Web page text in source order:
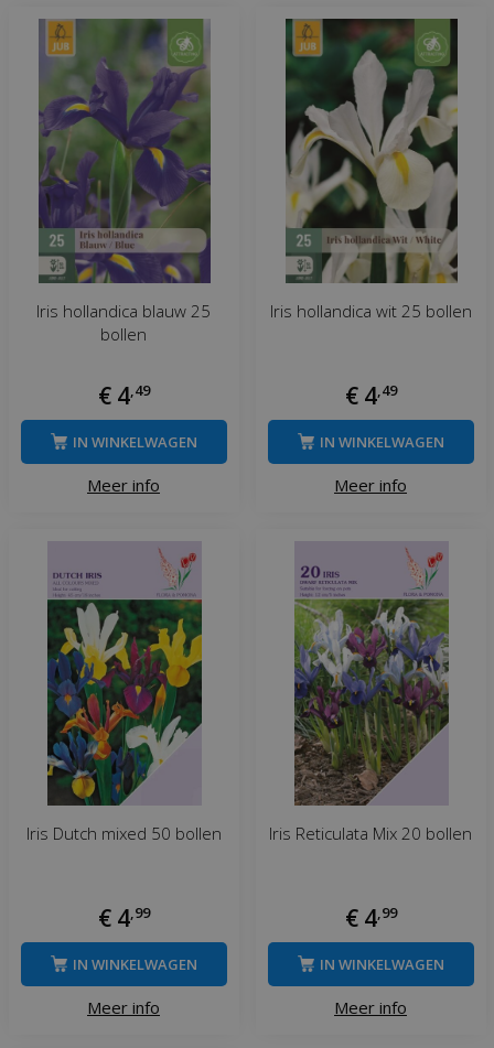
Iris hollandica blauw 25
bollen
€ 4,49
Meer info
IN WINKELWAGEN
Iris hollandica wit 25 bollen
€ 4,49
Meer info
IN WINKELWAGEN
Iris Dutch mixed 50 bollen
€ 4,99
Meer info
IN WINKELWAGEN
Iris Reticulata Mix 20 bollen
€ 4,99
Meer info
IN WINKELWAGEN